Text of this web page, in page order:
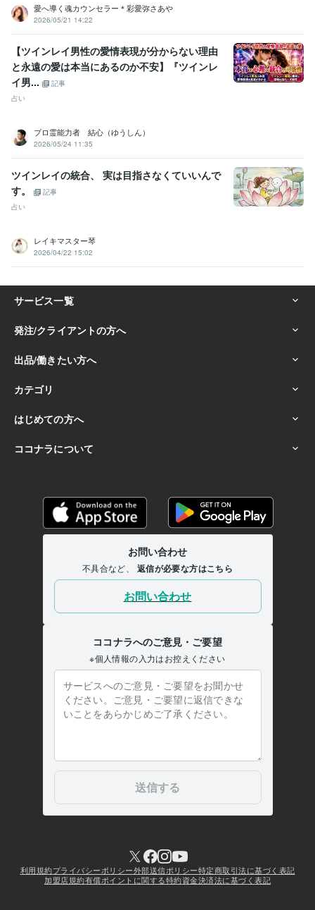
愛へ導く魂カウンセラー＊彩愛弥さあや
2026/05/21 14:22
【ツインレイ男性の愛情表現が分からない理由
と永遠の愛は本当にあるのか不安】『ツインレ
イ男...
記事
占い
プロ霊能力者 結心（ゆうしん）
2026/05/24 11:35
ツインレイの統合、 実は目指さなくていいんで
す。
記事
占い
レイキマスター琴
2026/04/22 15:02